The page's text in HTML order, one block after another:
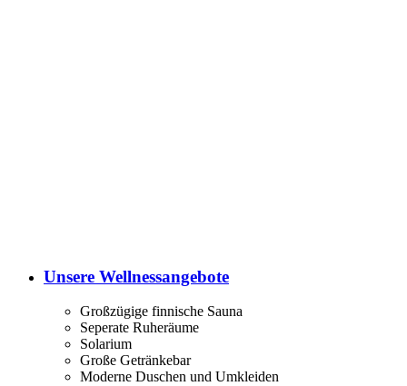
Unsere Wellnessangebote
Großzügige finnische Sauna
Seperate Ruheräume
Solarium
Große Getränkebar
Moderne Duschen und Umkleiden